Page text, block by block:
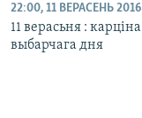
22:00, 11 ВЕРАСЕНЬ 2016
11 верасьня : карціна
выбарчага дня